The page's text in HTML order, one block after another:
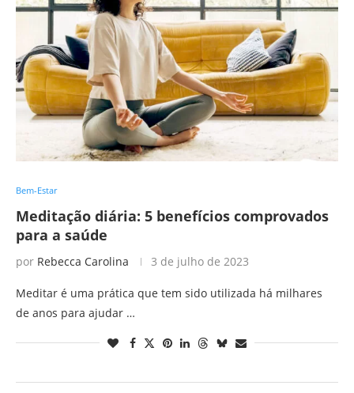
Bem-Estar
Meditação diária: 5 benefícios comprovados
para a saúde
por Rebecca Carolina 3 de julho de 2023
Meditar é uma prática que tem sido utilizada há milhares
de anos para ajudar …